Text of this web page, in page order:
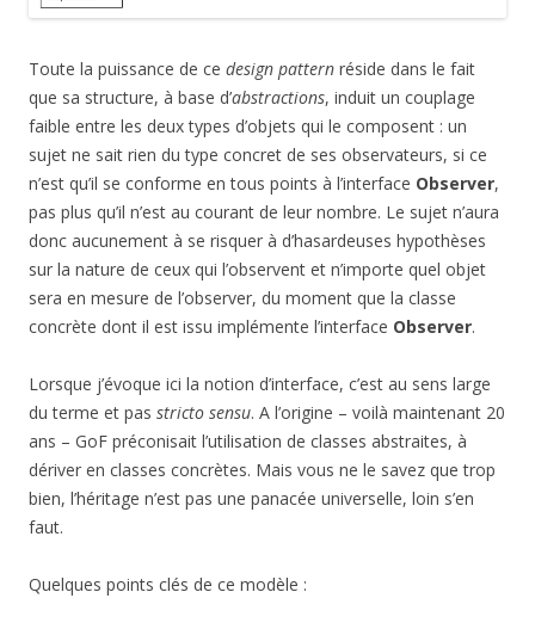
Toute la puissance de ce design pattern réside dans le fait
que sa structure, à base d’abstractions, induit un couplage
faible entre les deux types d’objets qui le composent : un
sujet ne sait rien du type concret de ses observateurs, si ce
n’est qu’il se conforme en tous points à l’interface Observer,
pas plus qu’il n’est au courant de leur nombre. Le sujet n’aura
donc aucunement à se risquer à d’hasardeuses hypothèses
sur la nature de ceux qui l’observent et n’importe quel objet
sera en mesure de l’observer, du moment que la classe
concrète dont il est issu implémente l’interface Observer.
Lorsque j’évoque ici la notion d’interface, c’est au sens large
du terme et pas stricto sensu. A l’origine – voilà maintenant 20
ans – GoF préconisait l’utilisation de classes abstraites, à
dériver en classes concrètes. Mais vous ne le savez que trop
bien, l’héritage n’est pas une panacée universelle, loin s’en
faut.
Quelques points clés de ce modèle :